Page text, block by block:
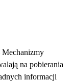
Mechanizmy
na pobierania
informacji